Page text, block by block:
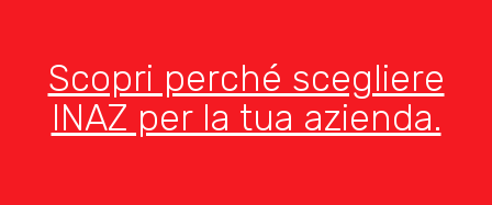
Scopri perché scegliere
INAZ per la tua azienda.